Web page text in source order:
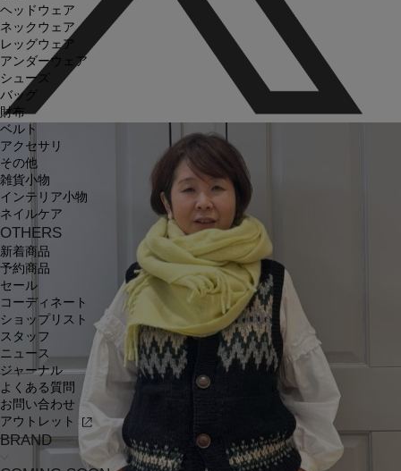
ヘッドウェア
ネックウェア
レッグウェア
アンダーウェア
シューズ
バッグ
財布
ベルト
アクセサリ
その他
雑貨小物
インテリア小物
ネイルケア
OTHERS
新着商品
予約商品
セール
コーディネート
ショップリスト
スタッフ
ニュース
ジャーナル
よくある質問
お問い合わせ
アウトレット
BRAND